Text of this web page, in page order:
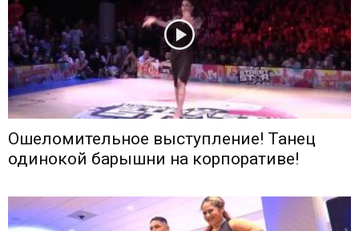
Ошеломительное выступление! Танец
одинокой барышни на корпоративе!